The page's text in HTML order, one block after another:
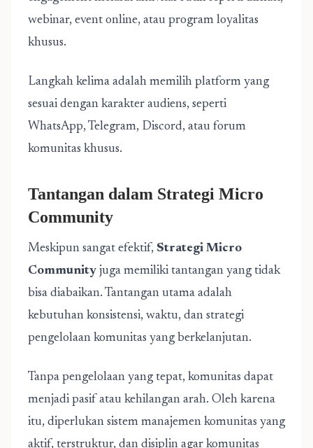
webinar, event online, atau program loyalitas
khusus.
Langkah kelima adalah memilih platform yang
sesuai dengan karakter audiens, seperti
WhatsApp, Telegram, Discord, atau forum
komunitas khusus.
Tantangan dalam Strategi Micro
Community
Meskipun sangat efektif, Strategi Micro
Community juga memiliki tantangan yang tidak
bisa diabaikan. Tantangan utama adalah
kebutuhan konsistensi, waktu, dan strategi
pengelolaan komunitas yang berkelanjutan.
Tanpa pengelolaan yang tepat, komunitas dapat
menjadi pasif atau kehilangan arah. Oleh karena
itu, diperlukan sistem manajemen komunitas yang
aktif, terstruktur, dan disiplin agar komunitas